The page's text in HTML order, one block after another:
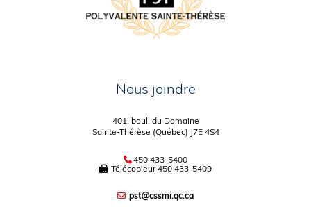
Nous joindre
401, boul. du Domaine
Sainte-Thérèse (Québec) J7E 4S4
450 433-5400
Télécopieur450 433-5409
pst@cssmi.qc.ca